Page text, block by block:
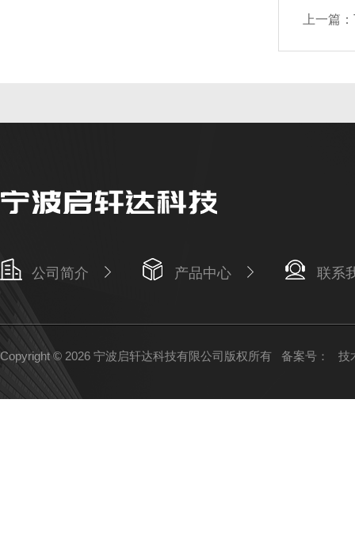
上一篇：
公司简介 产品中心 联系
Copyright © 2026 宁波启轩达科技有限公司版权所有 备案号： 技